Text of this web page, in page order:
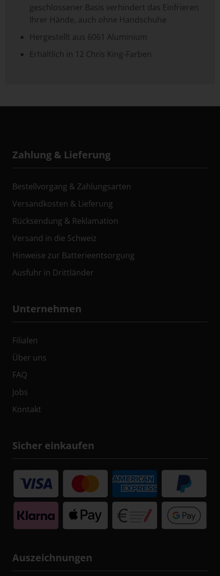
geschlossener Basis verhindert das Einfrieren
Ihrer Hände, auch ohne Handschuhe
Hergestellt aus 6061 Aluminium
Erhältlich in 12 Chris King-Farben
Zahlung & Lieferung
Bestellvorgang & Zahlungsarten
Versandkosten & Lieferung
Rücksendung & Reklamation
Versand in die Schweiz
Hinweise zur Batterieentsorgung
Ausfuhr in Drittländer
Unternehmen
Filialen
Über uns
FAQ
Jobs
Kontakt
Sicher einkaufen
Auszeichnungen